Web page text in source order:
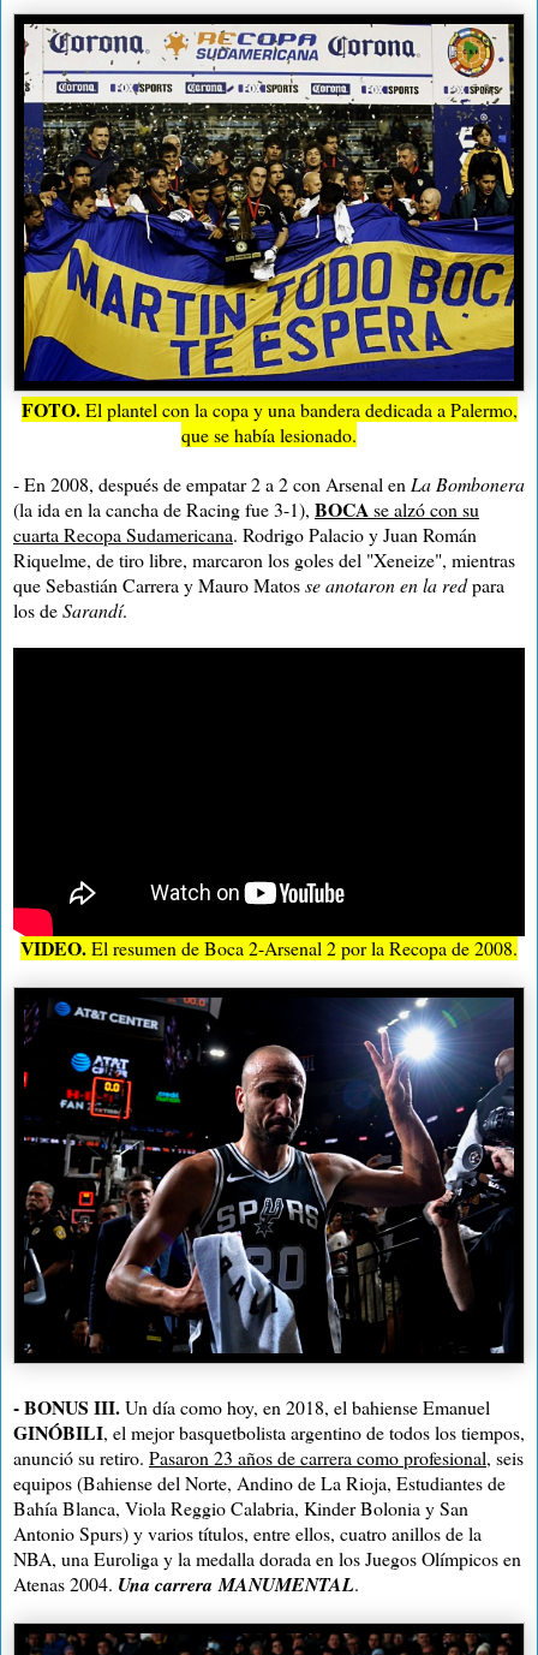
FOTO.El plantel con la copa y una bandera dedicada a Palermo,
que se había lesionado.
- En 2008, después de empatar 2 a 2 con Arsenal en La Bombonera
(la ida en la cancha de Racing fue 3-1), BOCAse alzó con su
cuarta Recopa Sudamericana. Rodrigo Palacio y Juan Román
Riquelme, de tiro libre, marcaron los goles del "Xeneize", mientras
que Sebastián Carrera y Mauro Matosse anotaron en la redpara
los deSarandí.
VIDEO.El resumen de Boca 2-Arsenal 2 por la Recopa de 2008.
-BONUS III.Un día como hoy, en 2018, el bahiense Emanuel
GINÓBILI, el mejor basquetbolista argentino de todos los tiempos,
anunció su retiro. Pasaron 23 años de carrera como profesional, seis
equipos (Bahiense del Norte, Andino de La Rioja, Estudiantes de
Bahía Blanca, Viola Reggio Calabria, Kinder Bolonia y San
Antonio Spurs) y varios títulos, entre ellos, cuatro anillos de la
NBA, una Euroliga y la medalla dorada en los Juegos Olímpicos en
Atenas 2004. Una carreraMANUMENTAL.